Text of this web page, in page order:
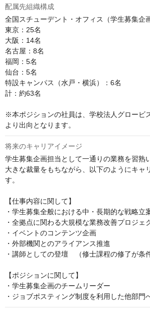
配属先組織構成
全国スチューデント・オフィス（学生募集
東京：25名
大阪：14名
名古屋：8名
福岡：5名
仙台：5名
特設キャンパス（水戸・横浜）：6名
計：約63名
※本ポジションの社員は、学校法人グロービ
より出向となります。
将来のキャリアイメージ
学生募集企画担当として一通りの業務を習熟
大きな裁量をもちながら、以下のようにキャ
す。
【仕事内容に関して】
・学生募集全般における中・長期的な戦略立
・全拠点に関わる大規模な業務改善プロジェ
・イベントのコンテンツ企画
・外部機関とのアライアンス推進
・講師としての登壇　（修士課程の修了が条
【ポジションに関して】
・学生募集企画のチームリーダー
・ジョブポスティング制度を利用した他部門